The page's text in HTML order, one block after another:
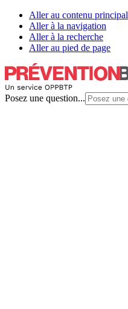
Aller au contenu principal
Aller à la navigation
Aller à la recherche
Aller au pied de page
Posez une question...